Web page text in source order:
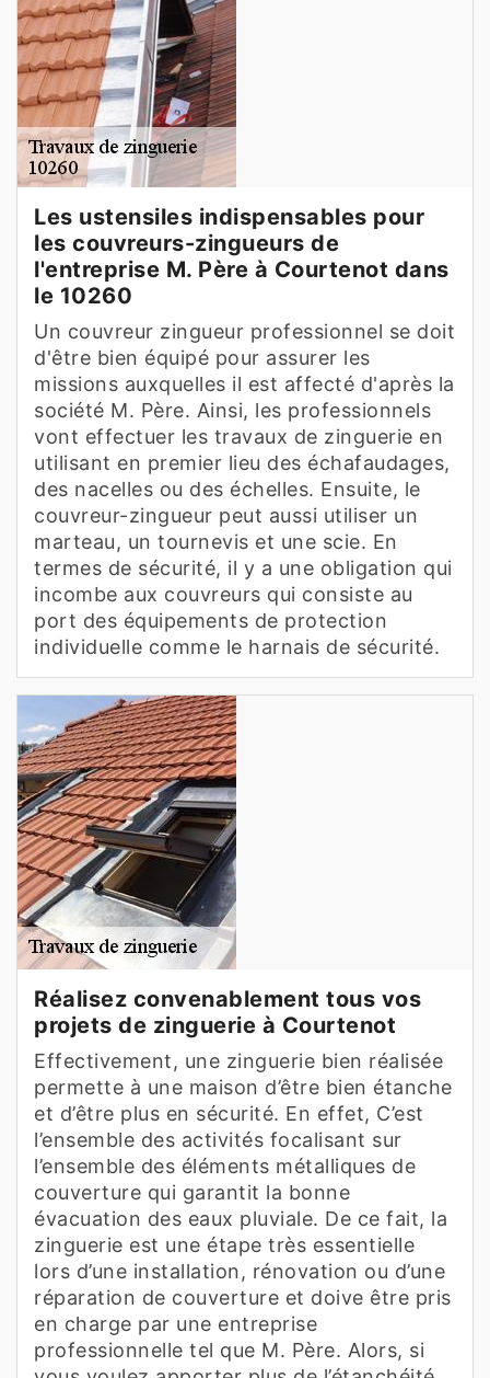
Les ustensiles indispensables pour
les couvreurs-zingueurs de
l'entreprise M. Père à Courtenot dans
le 10260
Un couvreur zingueur professionnel se doit
d'être bien équipé pour assurer les
missions auxquelles il est affecté d'après la
société M. Père. Ainsi, les professionnels
vont effectuer les travaux de zinguerie en
utilisant en premier lieu des échafaudages,
des nacelles ou des échelles. Ensuite, le
couvreur-zingueur peut aussi utiliser un
marteau, un tournevis et une scie. En
termes de sécurité, il y a une obligation qui
incombe aux couvreurs qui consiste au
port des équipements de protection
individuelle comme le harnais de sécurité.
Réalisez convenablement tous vos
projets de zinguerie à Courtenot
Effectivement, une zinguerie bien réalisée
permette à une maison d’être bien étanche
et d’être plus en sécurité. En effet, C’est
l’ensemble des activités focalisant sur
l’ensemble des éléments métalliques de
couverture qui garantit la bonne
évacuation des eaux pluviale. De ce fait, la
zinguerie est une étape très essentielle
lors d’une installation, rénovation ou d’une
réparation de couverture et doive être pris
en charge par une entreprise
professionnelle tel que M. Père. Alors, si